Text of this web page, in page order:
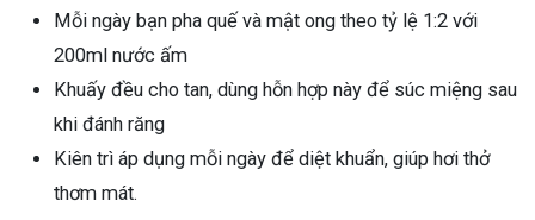
Mỗi ngày bạn pha quế và mật ong theo tỷ lệ 1:2 với
200ml nước ấm
Khuấy đều cho tan, dùng hỗn hợp này để súc miệng sau
khi đánh răng
Kiên trì áp dụng mỗi ngày để diệt khuẩn, giúp hơi thở
thơm mát.